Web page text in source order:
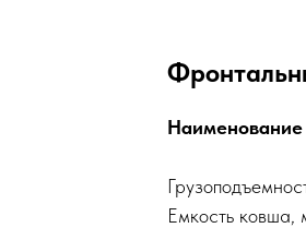
Наименование
Емкость ковша,